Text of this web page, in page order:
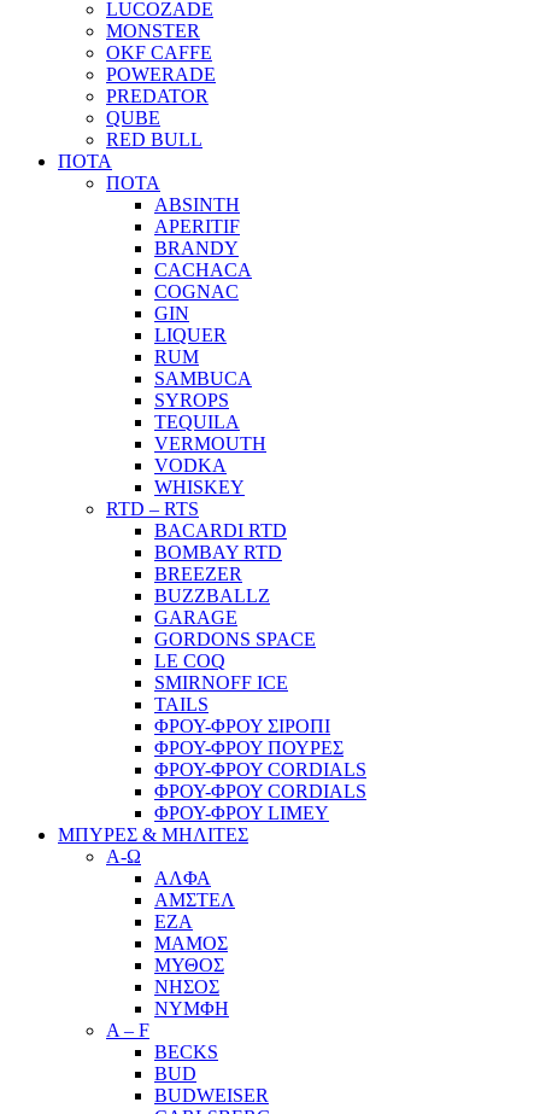
LUCOZADE
MONSTER
OKF CAFFE
POWERADE
PREDATOR
QUBE
RED BULL
ΠΟΤΑ
ΠΟΤΑ
ABSINTH
APERITIF
BRANDY
CACHACA
COGNAC
GIN
LIQUER
RUM
SAMBUCA
SYROPS
TEQUILA
VERMOUTH
VODKA
WHISKEY
RTD – RTS
BACARDI RTD
BOMBAY RTD
BREEZER
BUZZBALLZ
GARAGE
GORDONS SPACE
LE COQ
SMIRNOFF ICE
TAILS
ΦΡΟΥ-ΦΡΟΥ ΣΙΡΟΠΙ
ΦΡΟΥ-ΦΡΟΥ ΠΟΥΡΕΣ
ΦΡΟΥ-ΦΡΟΥ CORDIALS
ΦΡΟΥ-ΦΡΟΥ CORDIALS
ΦΡΟΥ-ΦΡΟΥ LIMEY
ΜΠΥΡΕΣ & ΜΗΛΙΤΕΣ
Α-Ω
ΑΛΦΑ
ΑΜΣΤΕΛ
ΕΖΑ
ΜΑΜΟΣ
ΜΥΘΟΣ
ΝΗΣΟΣ
ΝΥΜΦΗ
A – F
BECKS
BUD
BUDWEISER